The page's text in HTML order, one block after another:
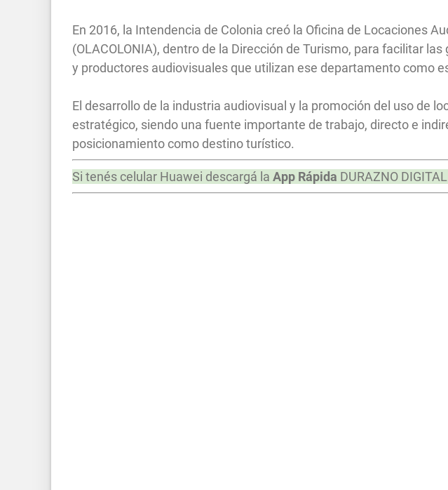
En 2016, la Intendencia de Colonia creó la Oficina de Locaciones
(OLACOLONIA), dentro de la Dirección de Turismo, para facilitar
y productores audiovisuales que utilizan ese departamento como
El desarrollo de la industria audiovisual y la promoción del uso de
estratégico, siendo una fuente importante de trabajo, directo e
posicionamiento como destino turístico.
Si tenés celular Huawei descargá la App Rápida DURAZNO